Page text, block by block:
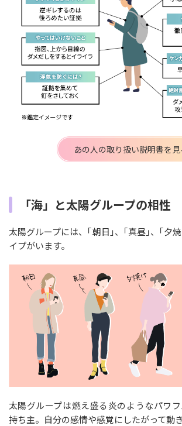
あの人の取り扱い説明書を見
「海」と太陽グループの相性
太陽グループには、｢朝日｣、｢真昼｣、｢夕
イプがいます。
太陽グループは燃え盛る炎のようなパワ
持ち主。自分の感情や感覚にしたがって動